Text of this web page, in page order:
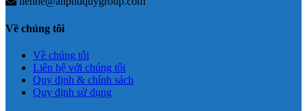
Về chúng tôi
Về chúng tôi
Liên hệ với chúng tôi
Quy định & chính sách
Quy định sử dụng